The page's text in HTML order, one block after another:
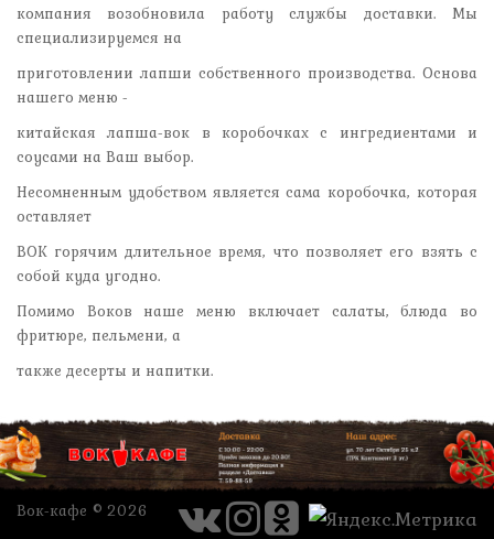
компания возобновила работу службы доставки. Мы
специализируемся на
приготовлении лапши собственного производства. Основа
нашего меню -
китайская лапша-вок в коробочках с ингредиентами и
соусами на Ваш выбор.
Несомненным удобством является сама коробочка, которая
оставляет
ВОК горячим длительное время, что позволяет его взять с
собой куда угодно.
Помимо Воков наше меню включает салаты, блюда во
фритюре, пельмени, а
также десерты и напитки.
Вок-кафе © 2026